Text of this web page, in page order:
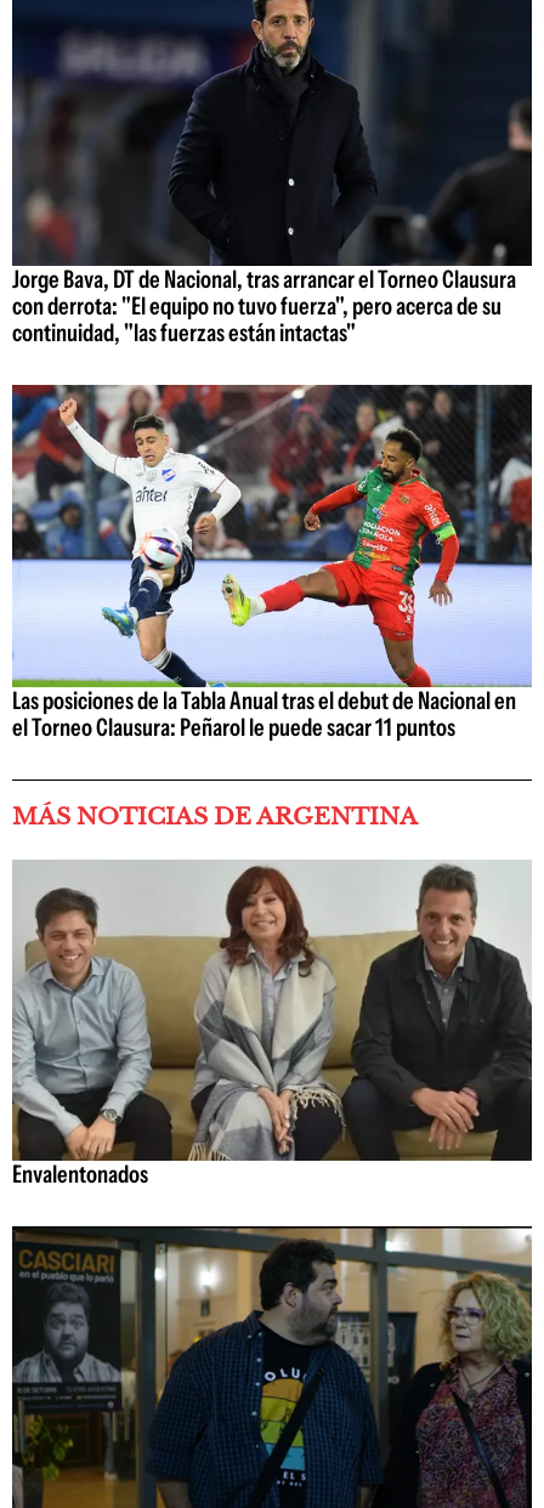
Jorge Bava, DT de Nacional, tras arrancar el Torneo Clausura
con derrota: "El equipo no tuvo fuerza", pero acerca de su
continuidad, "las fuerzas están intactas"
Las posiciones de la Tabla Anual tras el debut de Nacional en
el Torneo Clausura: Peñarol le puede sacar 11 puntos
MÁS NOTICIAS DE ARGENTINA
Envalentonados